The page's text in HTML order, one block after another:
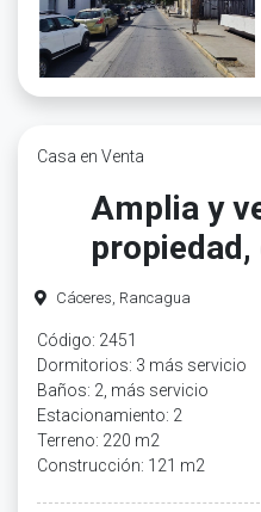
Casa en Venta
Amplia y
Cáceres, Rancagua
Código: 2451
Dormitorios: 3 más servicio
Baños: 2, más servicio
Estacionamiento: 2
Terreno: 220 m2
Construcción: 121 m2